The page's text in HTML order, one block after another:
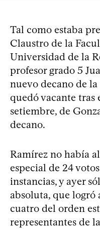
Tal como estaba
Claustro de la
Universidad de la
profesor grado 5
nuevo decano de
quedó vacante
setiembre, de
decano.
Ramírez no había
especial de 24
instancias, y ayer
absoluta, que logró
cuatro del orden
representantes de